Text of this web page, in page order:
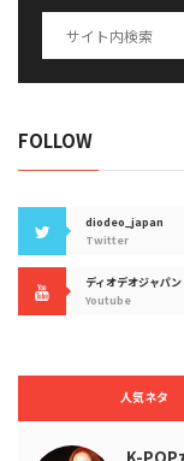
FOLLOW
diodeo_japan
Twitter
ディオデオジャパン
Youtube
人気ネタ